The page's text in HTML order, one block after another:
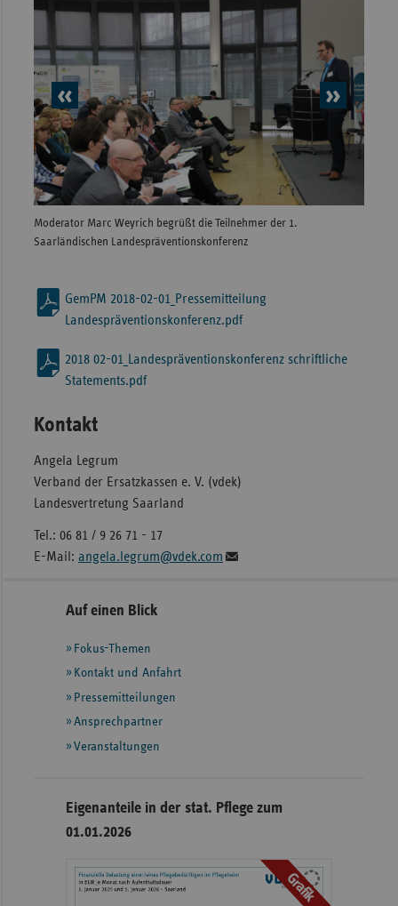
vorheriges
Element
Moderator Marc Weyrich begrüßt die Teilnehmer der 1.
Saarländischen Landespräventionskonferenz
GemPM 2018-02-01_Pressemitteilung
Landespräventionskonferenz.pdf
2018 02-01_Landespräventionskonferenz schriftliche
Statements.pdf
Kontakt
Angela Legrum
Verband der Ersatzkassen e. V. (vdek)
Landesvertretung Saarland
Tel.: 06 81 / 9 26 71 - 17
E-Mail: angela.legrum@vdek.com
Seitennavigation
Seitenleiste
weiteren
Informationen
Auf einen Blick
Fokus-Themen
Kontakt und Anfahrt
Pressemitteilungen
Ansprechpartner
Veranstaltungen
Eigenanteile in der stat. Pflege zum
01.01.2026
Grafik